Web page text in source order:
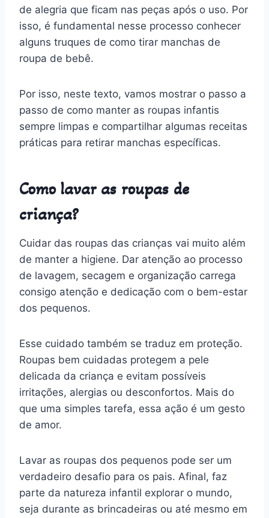
de alegria que ficam nas peças após o uso. Por
isso, é fundamental nesse processo conhecer
alguns truques de como tirar manchas de
roupa de bebê.
Por isso, neste texto, vamos mostrar o passo a
passo de como manter as roupas infantis
sempre limpas e compartilhar algumas receitas
práticas para retirar manchas específicas.
Como lavar as roupas de
criança?
Cuidar das roupas das crianças vai muito além
de manter a higiene. Dar atenção ao processo
de lavagem, secagem e organização carrega
consigo atenção e dedicação com o bem-estar
dos pequenos.
Esse cuidado também se traduz em proteção.
Roupas bem cuidadas protegem a pele
delicada da criança e evitam possíveis
irritações, alergias ou desconfortos. Mais do
que uma simples tarefa, essa ação é um gesto
de amor.
Lavar as roupas dos pequenos pode ser um
verdadeiro desafio para os pais. Afinal, faz
parte da natureza infantil explorar o mundo,
seja durante as brincadeiras ou até mesmo em